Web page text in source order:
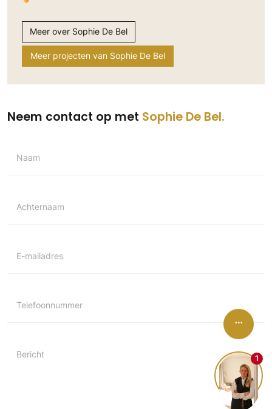
Meer over Sophie De Bel
Meer projecten van Sophie De Bel
Neem contact op met Sophie De Bel
Naam
Achternaam
E-mailadres
Telefoonnummer
Bericht 1